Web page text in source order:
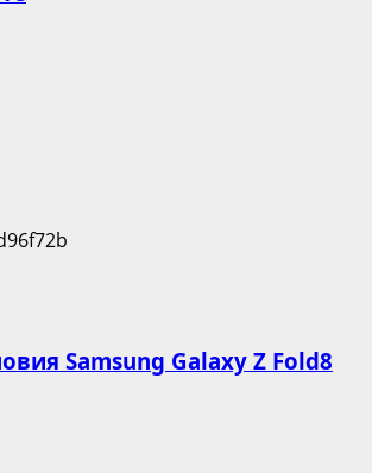
Samsung Galaxy Z Fold8